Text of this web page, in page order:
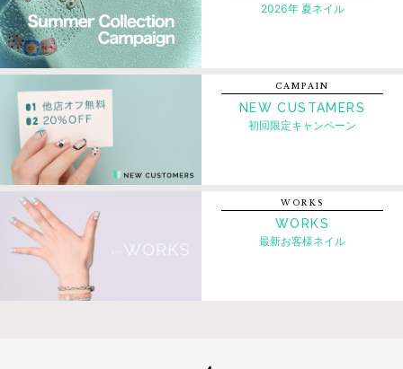
2026年 夏ネイル
CAMPAIN
NEW CUSTAMERS
初回限定キャンペーン
WORKS
WORKS
最新お客様ネイル